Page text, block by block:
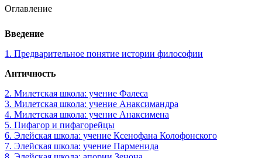
Оглавление
Введение
1. Предварительное понятие истории философии
Античность
2. Милетская школа: учение Фалеса
3. Милетская школа: учение Анаксимандра
4. Милетская школа: учение Анаксимена
5. Пифагор и пифагорейцы
6. Элейская школа: учение Ксенофана Колофонского
7. Элейская школа: учение Парменида